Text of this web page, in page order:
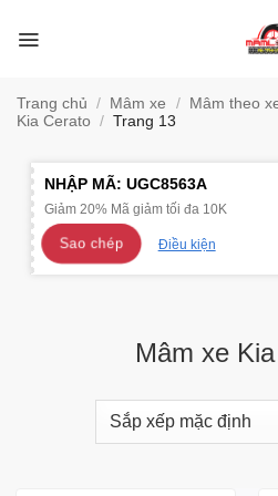
qua
Trang chủ / Mâm xe / Mâm theo
Kia Cerato / Trang 13
NHẬP MÃ: UGC8563A
Giảm 20% Mã giảm tối đa 10K
Sao chép Điều kiện
Mâm xe